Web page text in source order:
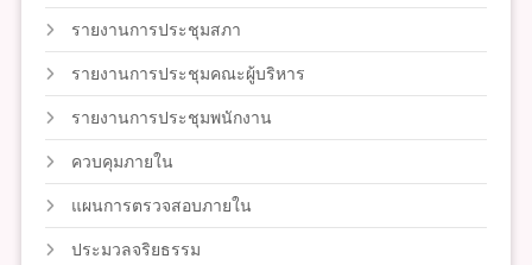
รายงานการประชุมสภา
รายงานการประชุมคณะผู้บริหาร
รายงานการประชุมพนักงาน
ควบคุมภายใน
แผนการตรวจสอบภายใน
ประมวลจริยธรรม